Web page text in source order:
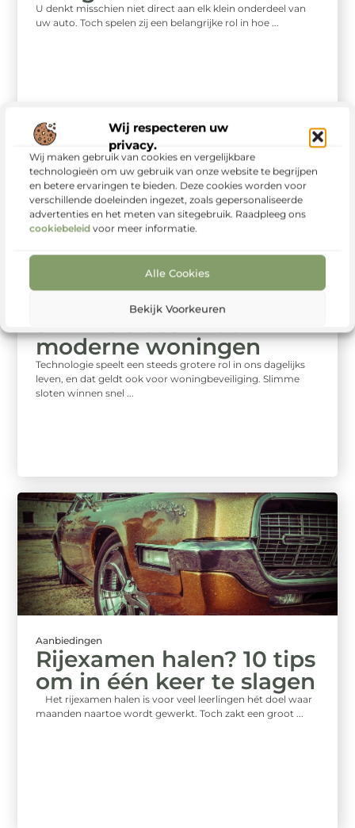
Wij respecteren uw
privacy.
Wij maken gebruik van cookies en vergelijkbare
technologieën om uw gebruik van onze website te begrijpen
en betere ervaringen te bieden. Deze cookies worden voor
verschillende doeleinden ingezet, zoals gepersonaliseerde
advertenties en het meten van sitegebruik. Raadpleeg ons
cookiebeleid voor meer informatie.
Alle Cookies
Bekijk Voorkeuren
U denkt misschien niet direct aan elk klein onderdeel van
uw auto. Toch spelen zij een belangrijke rol in hoe ...
De voordelen van
slimme sloten voor
moderne woningen
Technologie speelt een steeds grotere rol in ons dagelijks
leven, en dat geldt ook voor woningbeveiliging. Slimme
sloten winnen snel ...
Aanbiedingen
Rijexamen halen? 10 tips
om in één keer te slagen
Het rijexamen halen is voor veel leerlingen hét doel waar
maanden naartoe wordt gewerkt. Toch zakt een groot ...